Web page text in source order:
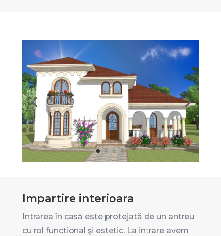
Impartire interioara
Intrarea în casă este protejată de un antreu
cu rol functional şi estetic. La intrare avem